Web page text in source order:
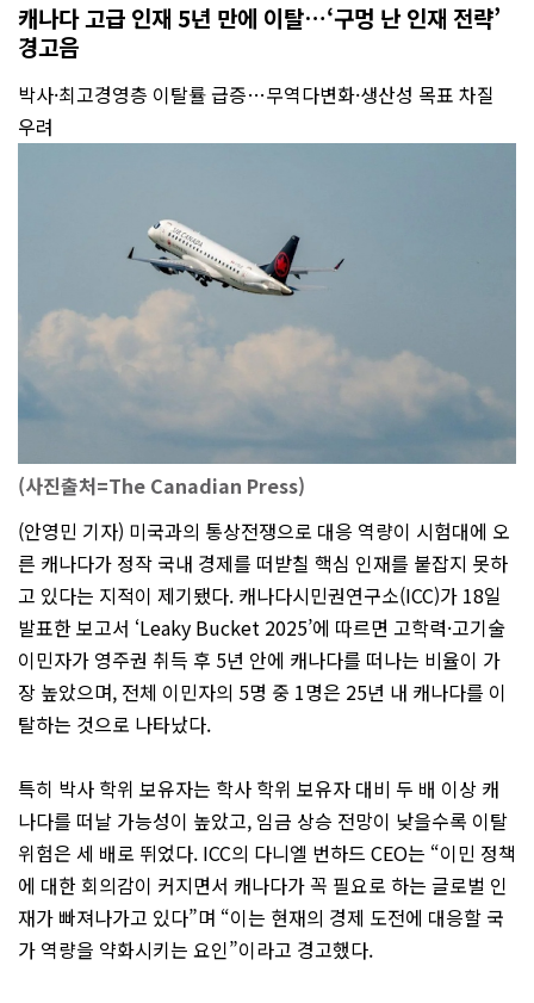
캐나다 고급 인재 5년 만에 이탈…‘구멍 난 인재 전략’
경고음
박사·최고경영층 이탈률 급증…무역다변화·생산성 목표 차질
우려
(사진출처=The Canadian Press)
(안영민 기자) 미국과의 통상전쟁으로 대응 역량이 시험대에 오
른 캐나다가 정작 국내 경제를 떠받칠 핵심 인재를 붙잡지 못하
고 있다는 지적이 제기됐다. 캐나다시민권연구소(ICC)가 18일
발표한 보고서 ‘Leaky Bucket 2025’에 따르면 고학력·고기술
이민자가 영주권 취득 후 5년 안에 캐나다를 떠나는 비율이 가
장 높았으며, 전체 이민자의 5명 중 1명은 25년 내 캐나다를 이
탈하는 것으로 나타났다.
특히 박사 학위 보유자는 학사 학위 보유자 대비 두 배 이상 캐
나다를 떠날 가능성이 높았고, 임금 상승 전망이 낮을수록 이탈
위험은 세 배로 뛰었다. ICC의 다니엘 번하드 CEO는 “이민 정책
에 대한 회의감이 커지면서 캐나다가 꼭 필요로 하는 글로벌 인
재가 빠져나가고 있다”며 “이는 현재의 경제 도전에 대응할 국
가 역량을 약화시키는 요인”이라고 경고했다.